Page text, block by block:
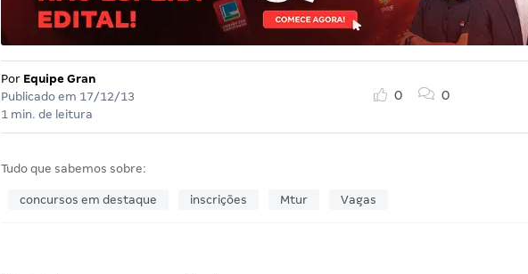
Por Equipe Gran
Publicado em 17/12/13
1 min. de leitura
0 0
Tudo que sabemos sobre:
concursos em destaque inscrições Mtur Vagas